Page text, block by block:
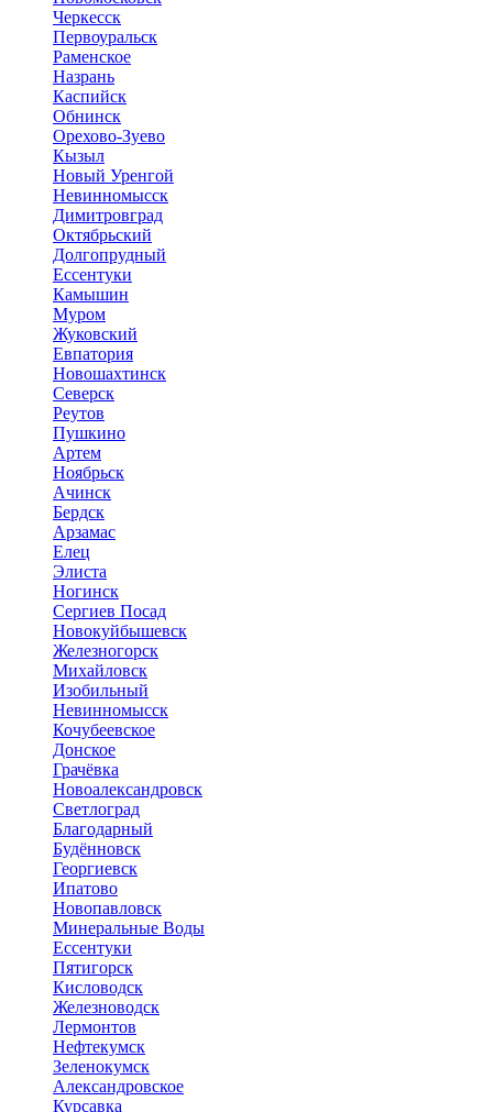
Черкесск
Первоуральск
Раменское
Назрань
Каспийск
Обнинск
Орехово-Зуево
Кызыл
Новый Уренгой
Невинномысск
Димитровград
Октябрьский
Долгопрудный
Ессентуки
Камышин
Муром
Жуковский
Евпатория
Новошахтинск
Северск
Реутов
Пушкино
Артем
Ноябрьск
Ачинск
Бердск
Арзамас
Елец
Элиста
Ногинск
Сергиев Посад
Новокуйбышевск
Железногорск
Михайловск
Изобильный
Невинномысск
Кочубеевское
Донское
Грачёвка
Новоалександровск
Светлоград
Благодарный
Будённовск
Георгиевск
Ипатово
Новопавловск
Минеральные Воды
Ессентуки
Пятигорск
Кисловодск
Железноводск
Лермонтов
Нефтекумск
Зеленокумск
Александровское
Курсавка